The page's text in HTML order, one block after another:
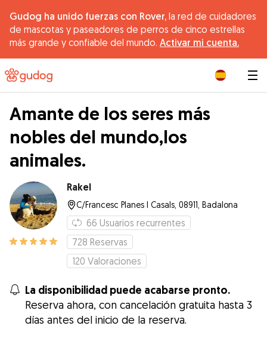
Gudog ha unido fuerzas con Rover, la red de cuidadores
de mascotas y paseadores de perros de cinco estrellas
más grande y confiable del mundo. Activar mi cuenta.
Amante de los seres más
nobles del mundo,los
animales.
Rakel
C/Francesc Planes I Casals, 08911, Badalona
66 Usuarios recurrentes
728 Reservas
120 Valoraciones
La disponibilidad puede acabarse pronto.
Reserva ahora, con cancelación gratuita hasta 3
días antes del inicio de la reserva.